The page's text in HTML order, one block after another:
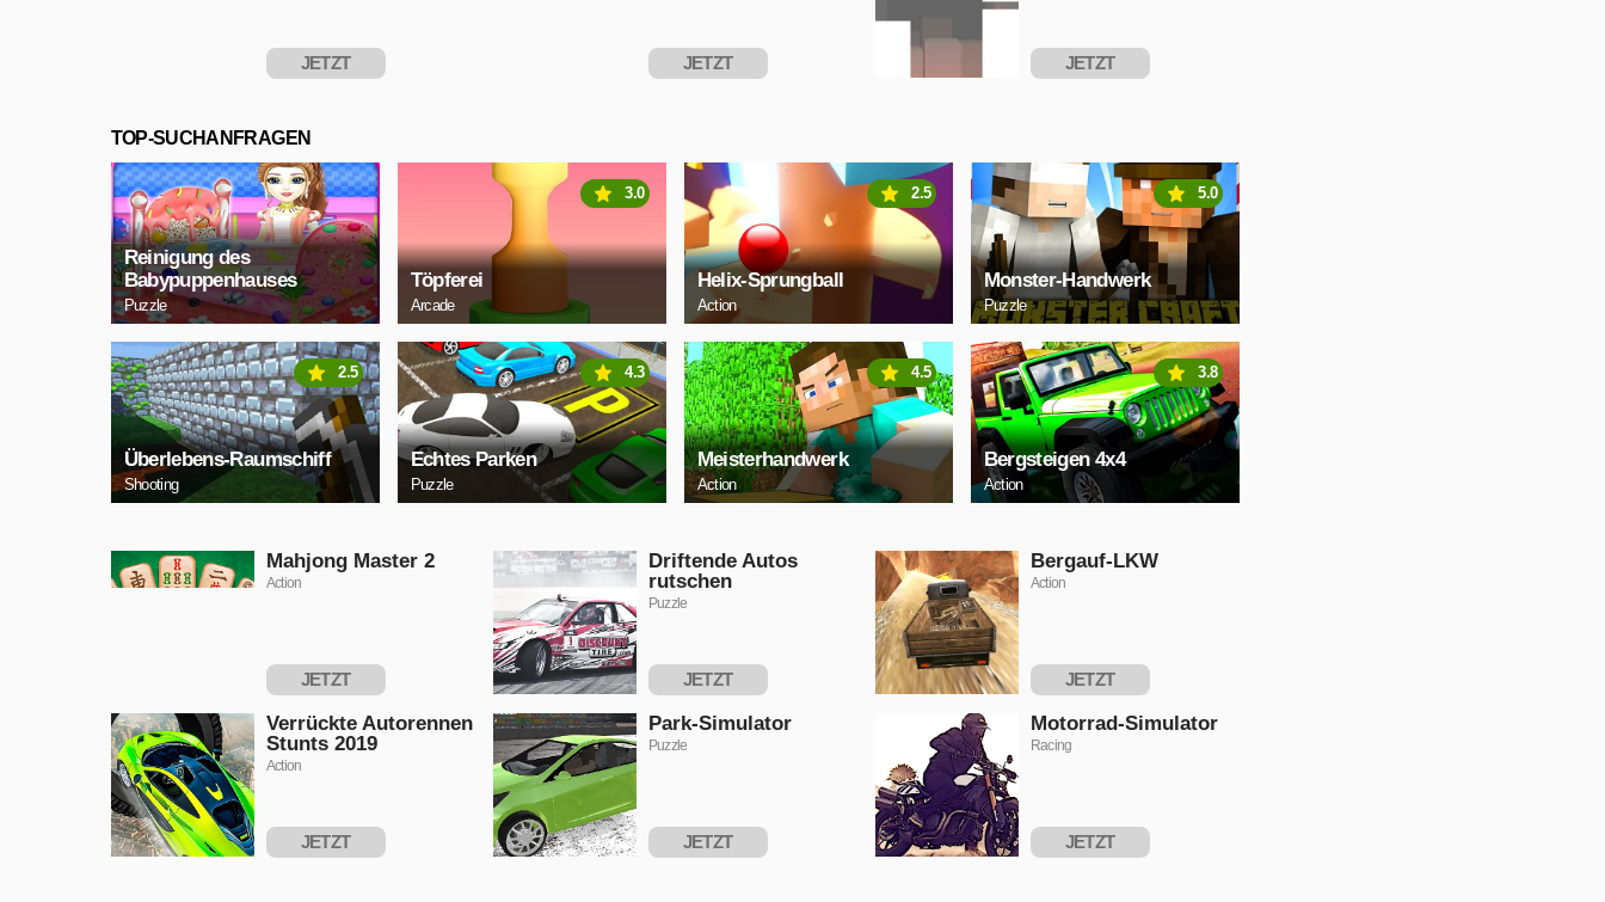
JETZT
JETZT
JETZT
TOP-SUCHANFRAGEN
Reinigung des
Babypuppenhauses
Puzzle
Töpferei
Arcade
3.0
Helix-Sprungball
Action
2.5
Monster-Handwerk
Puzzle
5.0
Überlebens-Raumschiff
Shooting
2.5
Echtes Parken
Puzzle
4.3
Meisterhandwerk
Action
4.5
Bergsteigen 4x4
Action
3.8
Mahjong Master 2
Action
JETZT
Driftende Autos
rutschen
Puzzle
JETZT
Bergauf-LKW
Action
JETZT
Verrückte Autorennen
Stunts 2019
Action
JETZT
Park-Simulator
Puzzle
JETZT
Motorrad-Simulator
Racing
JETZT